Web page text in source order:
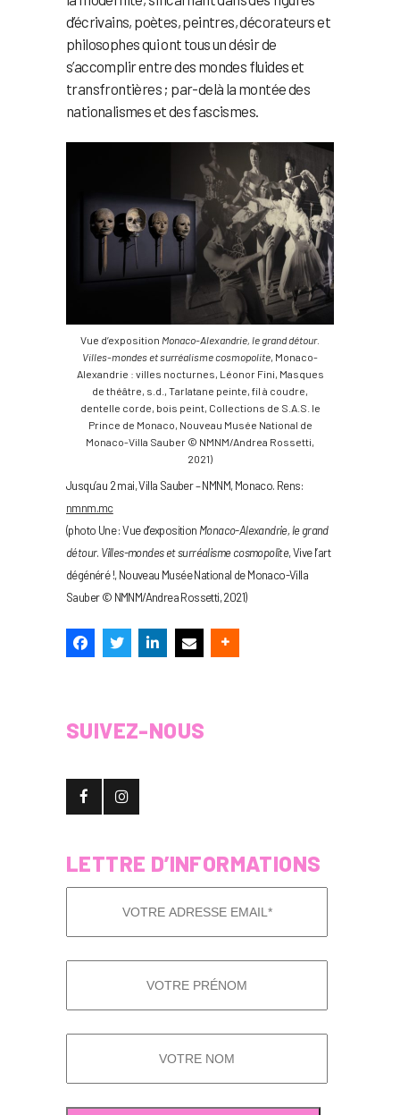
d’écrivains, poètes, peintres, décorateurs et
philosophes qui ont tous un désir de
s’accomplir entre des mondes fluides et
transfrontières ; par-delà la montée des
nationalismes et des fascismes.
Vue d’exposition Monaco-Alexandrie, le grand détour.
Villes-mondes et surréalisme cosmopolite, Monaco-
Alexandrie : villes nocturnes, Léonor Fini, Masques
de théâtre, s.d., Tarlatane peinte, fil à coudre,
dentelle corde, bois peint, Collections de S.A.S. le
Prince de Monaco, Nouveau Musée National de
Monaco-Villa Sauber © NMNM/Andrea Rossetti,
2021)
Jusqu’au 2 mai, Villa Sauber – NMNM, Monaco. Rens:
nmnm.mc
(photo Une : Vue d’exposition Monaco-Alexandrie, le grand
détour. Villes-mondes et surréalisme cosmopolite, Vive l’art
dégénéré !, Nouveau Musée National de Monaco-Villa
Sauber © NMNM/Andrea Rossetti, 2021)
SUIVEZ-NOUS
LETTRE D’INFORMATIONS